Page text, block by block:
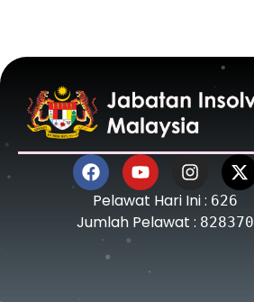
Pelawat Hari Ini : 626
Jumlah Pelawat : 828370